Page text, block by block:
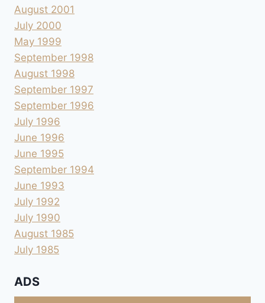
August 2001
July 2000
May 1999
September 1998
August 1998
September 1997
September 1996
July 1996
June 1996
June 1995
September 1994
June 1993
July 1992
July 1990
August 1985
July 1985
ADS